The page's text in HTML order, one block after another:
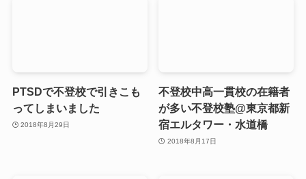
PTSDで不登校で引きこも
ってしまいました
2018年8月29日
不登校中高一貫校の在籍者
が多い不登校塾@東京都新
宿エルタワー・水道橋
2018年8月17日